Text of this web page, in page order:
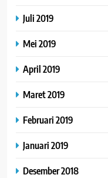
Juli 2019
Mei 2019
April 2019
Maret 2019
Februari 2019
Januari 2019
Desember 2018